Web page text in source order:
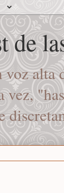
de
voz alta
vez,